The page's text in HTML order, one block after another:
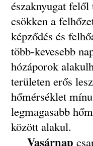
északnyugat
csökken a
képződés és
több-kevesebb
hózáporok
területen erős
hőmérséklet
legmagasabb
között alakul.
Vasárnap